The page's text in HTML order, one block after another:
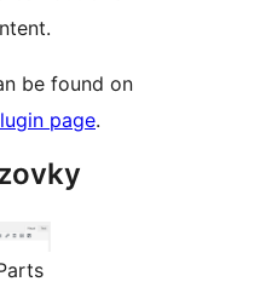
be found on
page.